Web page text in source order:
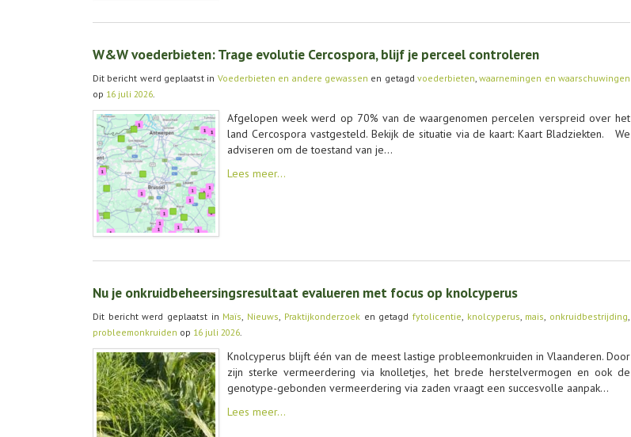
W&W voederbieten: Trage evolutie Cercospora, blijf je perceel controleren
Dit bericht werd geplaatst in Voederbieten en andere gewassen en getagd voederbieten,waarnemingen en waarschuwingen
op 16 juli 2026.
Afgelopen week werd op 70% van de waargenomen percelen verspreid over het
land Cercospora vastgesteld. Bekijk de situatie via de kaart: Kaart Bladziekten. We
adviseren om de toestand van je…
Lees meer…
Nu je onkruidbeheersingsresultaat evalueren met focus op knolcyperus
Dit bericht werd geplaatst in Maïs, Nieuws, Praktijkonderzoeken getagd fytolicentie, knolcyperus, mais, onkruidbestrijding,
probleemonkruiden op 16 juli 2026.
Knolcyperus blijft één van de meest lastige probleemonkruiden in Vlaanderen. Door
zijn sterke vermeerdering via knolletjes, het brede herstelvermogen en ook de
genotype-gebonden vermeerdering via zaden vraagt een succesvolle aanpak…
Lees meer…